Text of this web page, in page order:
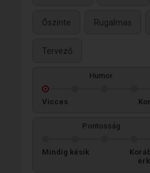
Őszinte Rugalmas
Tervező
Humor
Vicces
Pontosság
Mindig késik